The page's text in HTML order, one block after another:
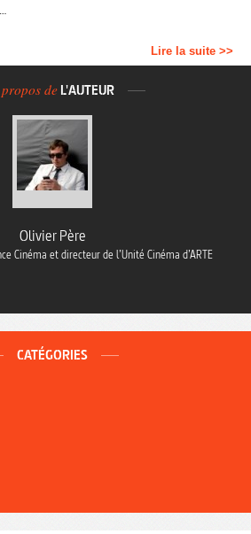
Lire la suite >>
de L'AUTEUR
Olivier Père
Cinéma et directeur de l’Unité Cinéma d’ARTE
CATÉGORIES